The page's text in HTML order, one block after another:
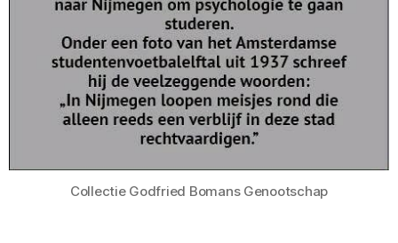
Collectie Godfried Bomans Genootschap